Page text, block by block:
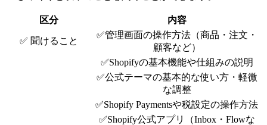
区分 内容
✅ 聞けること
✅管理画面の操作方法（商品・注文・
顧客など）
✅Shopifyの基本機能や仕組みの説明
✅公式テーマの基本的な使い方・軽微
な調整
✅Shopify Paymentsや税設定の操作方法
✅Shopify公式アプリ（Inbox・Flowな